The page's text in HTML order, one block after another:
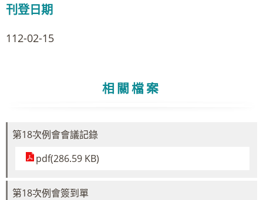
刊登日期
112-02-15
相關檔案
第18次例會會議記錄
pdf(286.59 KB)
第18次例會簽到單